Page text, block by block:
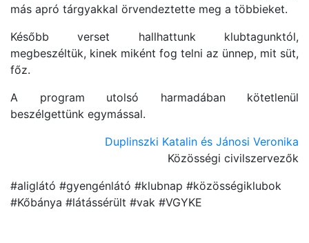
más apró tárgyakkal örvendeztette meg a többieket.
Később verset hallhattunk klubtagunktól,
megbeszéltük, kinek miként fog telni az ünnep, mit süt,
főz.
A program utolsó harmadában kötetlenül
beszélgettünk egymással.
Duplinszki Katalin és Jánosi Veronika
Közösségi civilszervezők
#aliglátó #gyengénlátó #klubnap #közösségiklubok
#Kőbánya #látássérült #vak #VGYKE